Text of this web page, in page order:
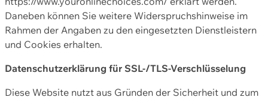
Daneben können Sie weitere Widerspruchshinweise im
Rahmen der Angaben zu den eingesetzten Dienstleistern
und Cookies erhalten.
Datenschutzerklärung für SSL-/TLS-Verschlüsselung
Diese Website nutzt aus Gründen der Sicherheit und zum